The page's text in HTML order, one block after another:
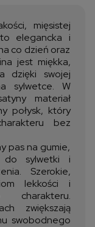
mięsistej
elegancka i
co dzień oraz
jest miękka,
dzięki swojej
sylwetce. W
materiał
połysk, który
bez
pas na gumie,
do sylwetki i
Szerokie,
lekkości i
charakteru.
zwiększają
swobodnego